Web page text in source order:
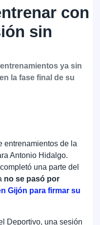
con
sin
ya sin
la fase final de su
entrenamientos de la
Antonio Hidalgo.
una parte del
no se pasó por
Gijón para firmar su
Deportivo, una sesión